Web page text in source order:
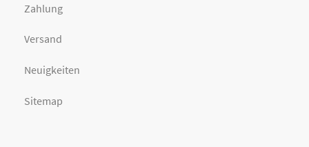
Zahlung
Versand
Neuigkeiten
Sitemap